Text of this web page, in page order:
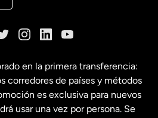
English
en la primera transferencia:
corredores de países y métodos
es exclusiva para nuevos
usar una vez por persona. Se